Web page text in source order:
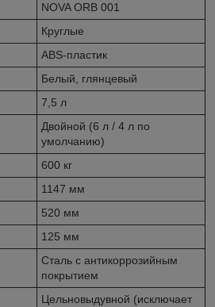
NOVA ORB 001
Круглые
ABS-пластик
Белый, глянцевый
7,5 л
Двойной (6 л / 4 л по
умолчанию)
600 кг
1147 мм
520 мм
125 мм
Сталь с антикоррозийным
покрытием
Цельновыдувной (исключает